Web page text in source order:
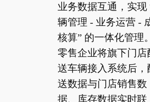
业务数据互通，实现
辆管理 - 业务运营 -
核算” 的一体化管理
零售企业将旗下门店
送车辆接入系统后，
送数据与门店销售数
据、库存数据实时联